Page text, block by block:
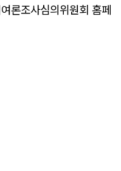
론조사심의위원회 홈페